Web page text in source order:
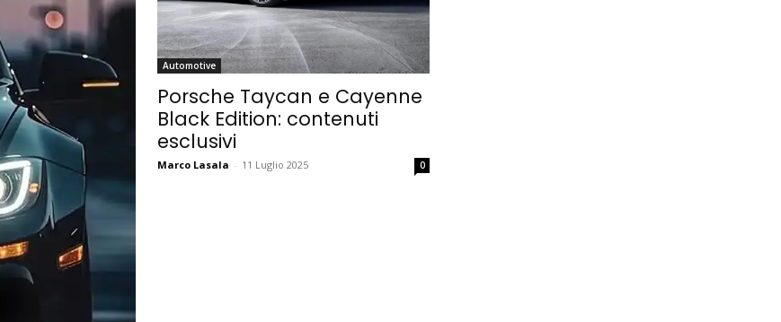
Automotive
Porsche Taycan e Cayenne
Black Edition: contenuti
esclusivi
Marco Lasala - 11 Luglio 2025 0